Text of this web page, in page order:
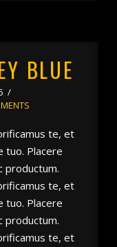
BLUE
te, et
tuo. Placere
productum.
te, et
tuo. Placere
productum.
te, et